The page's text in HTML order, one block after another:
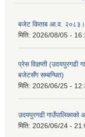
बजेट किताब आ.व.
मिति: 2026/08/05 -
प्रेस विज्ञप्ती
बजेटसँग सम्बन्धित)
मिति: 2026/06/25 -
उदयपुरगढी
मिति: 2026/06/24 -